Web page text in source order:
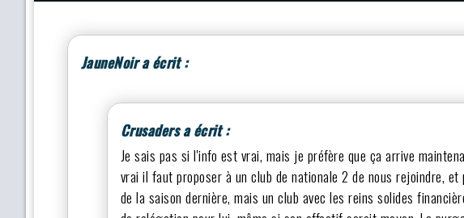
JauneNoir a écrit :
Crusaders a écrit :
Je sais pas si l'info est vrai, mais je préfère que ça arrive
vrai il faut proposer à un club de nationale 2 de nous rejoindre,
de la saison dernière, mais un club avec les reins solides